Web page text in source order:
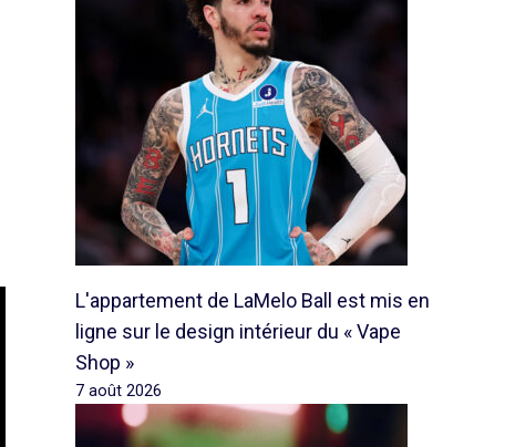
L'appartement de LaMelo Ball est mis en
ligne sur le design intérieur du « Vape
Shop »
7 août 2026